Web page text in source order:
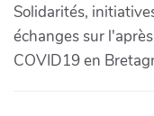
Solidarités,
échanges sur l'après
COVID19 en